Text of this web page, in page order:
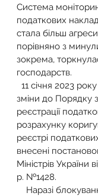
Система
податкових
стала більш
порівняно з
зокрема,
господарств.
11 січня 2023
зміни до Порядку
реєстрації
розрахунку
реєстрі
внесені
Міністрів України
р. №1428.
Наразі